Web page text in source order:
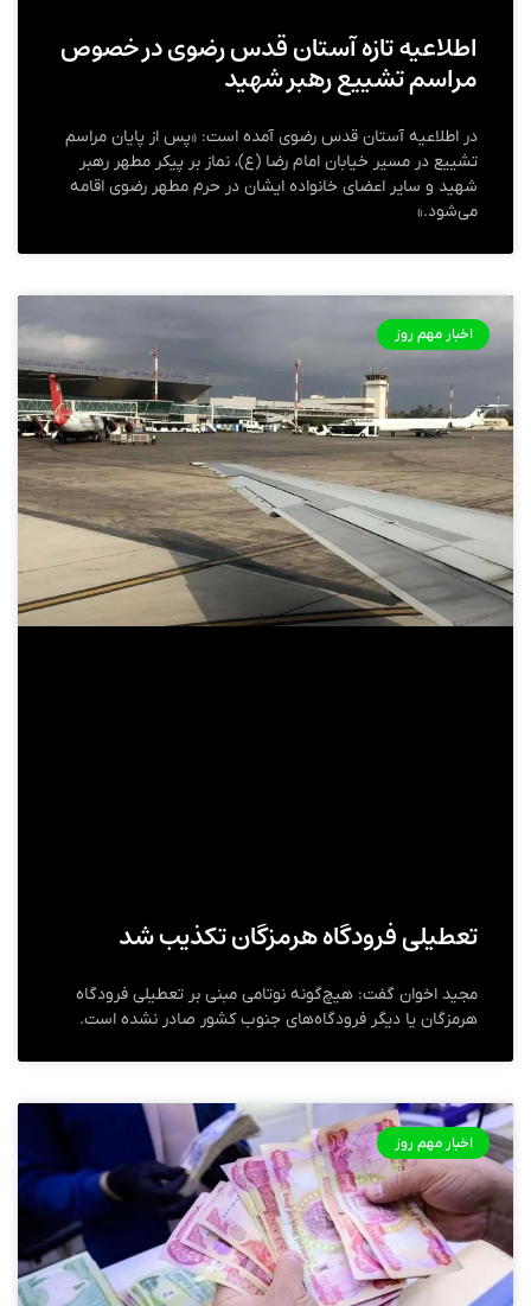
اطلاعیه تازه آستان قدس رضوی در خصوص
مراسم تشییع رهبر شهید
در اطلاعیه آستان قدس رضوی آمده است: «پس از پایان مراسم
تشییع در مسیر خیابان امام رضا (ع)، نماز بر پیکر مطهر رهبر
شهید و سایر اعضای خانواده ایشان در حرم مطهر رضوی اقامه
می‌شود.»
اخبار مهم روز
تعطیلی فرودگاه هرمزگان تکذیب شد
مجید اخوان گفت: هیچ‌گونه نوتامی مبنی بر تعطیلی فرودگاه
هرمزگان یا دیگر فرودگاه‌های جنوب کشور صادر نشده است.
اخبار مهم روز